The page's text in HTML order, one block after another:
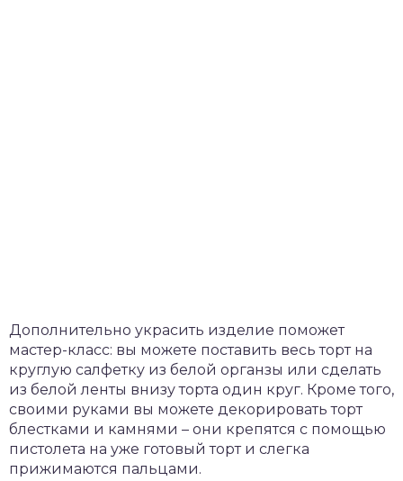
Дополнительно украсить изделие поможет
мастер-класс: вы можете поставить весь торт на
круглую салфетку из белой органзы или сделать
из белой ленты внизу торта один круг. Кроме того,
своими руками вы можете декорировать торт
блестками и камнями – они крепятся с помощью
пистолета на уже готовый торт и слегка
прижимаются пальцами.